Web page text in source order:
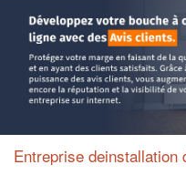
Entreprise deinstallation